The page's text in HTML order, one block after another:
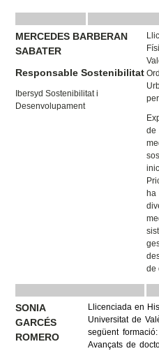
MERCEDES BARBERAN
SABATER
ResponsableSostenibilitat
Ibersyd Sostenibilitat i
Desenvolupament
de
SONIA
GARCÉS
ROMERO
Llicenciada en
Universitat de
següent
Avançats de